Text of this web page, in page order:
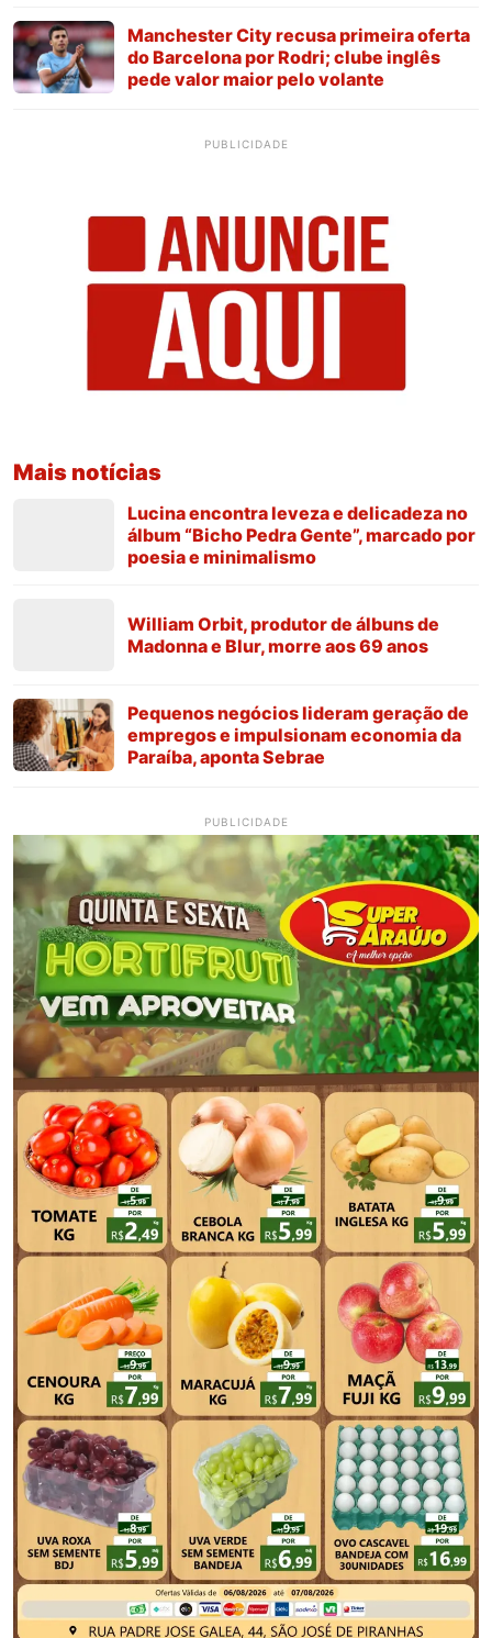
Manchester City recusa primeira oferta
do Barcelona por Rodri; clube inglês
pede valor maior pelo volante
PUBLICIDADE
Mais notícias
Lucina encontra leveza e delicadeza no
álbum “Bicho Pedra Gente”, marcado por
poesia e minimalismo
William Orbit, produtor de álbuns de
Madonna e Blur, morre aos 69 anos
Pequenos negócios lideram geração de
empregos e impulsionam economia da
Paraíba, aponta Sebrae
PUBLICIDADE